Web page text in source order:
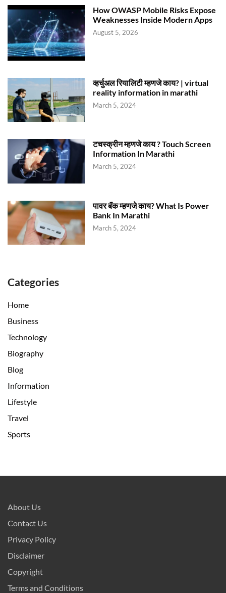
How OWASP Mobile Risks Expose
Weaknesses Inside Modern Apps
August 5, 2026
व्हर्चुअल रियालिटी म्हणजे काय? | virtual
reality information in marathi
March 5, 2024
टचस्क्रीन म्हणजे काय ? Touch Screen
Information In Marathi
March 5, 2024
पावर बॅंक म्हणजे काय? What Is Power
Bank In Marathi
March 5, 2024
Categories
Home
Business
Technology
Biography
Blog
Information
Lifestyle
Travel
Sports
About Us
Contact Us
Privacy Policy
Disclaimer
Copyright
Terms and Conditions